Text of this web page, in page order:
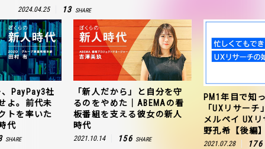
2024.04.25 13 SHARE
PayPay3社
よ。前代未
トを率いた
代
SHARE
「新人だから」と自分を守
るのをやめた｜ABEMAの看
板番組を支える彼女の新人
時代
2021.10.14 156 SHARE
PM1年目で知
「UXリサー
メルペイ UX
野孔希【後編
2021.07.28 176